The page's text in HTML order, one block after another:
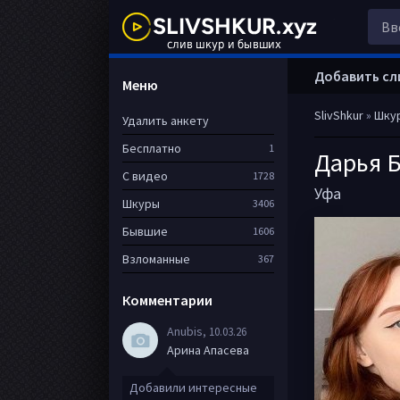
SlivShkur»
Дарья
Уфа
Добавить
Меню
Удалить анкету
Бесплатно
1
С видео 1728
Шкуры 3406
Бывшие 1606
Взломанные 367
Комментарии
Anubis, 10.03.26
Арина Апасева
Добавили интересные